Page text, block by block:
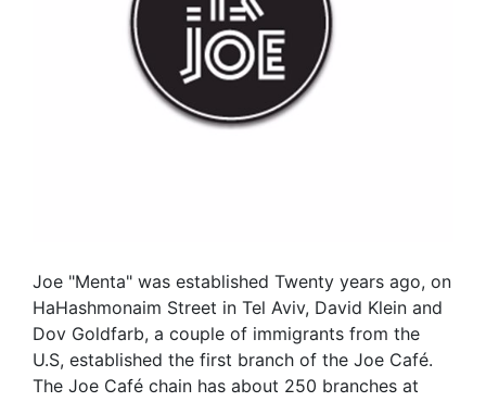
Joe "Menta" was established Twenty years ago, on
HaHashmonaim Street in Tel Aviv, David Klein and
Dov Goldfarb, a couple of immigrants from the
U.S, established the first branch of the Joe Café.
The Joe Café chain has about 250 branches at